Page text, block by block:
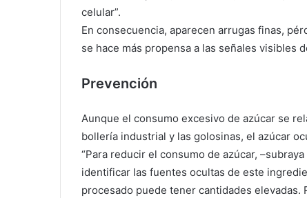
celular”.
En consecuencia, aparecen arrugas finas,
se hace más propensa a las señales visibles
Prevención
Aunque el consumo excesivo de azúcar se
bollería industrial y las golosinas, el azúcar
“Para reducir el consumo de azúcar,
identificar las fuentes ocultas de este
procesado puede tener cantidades